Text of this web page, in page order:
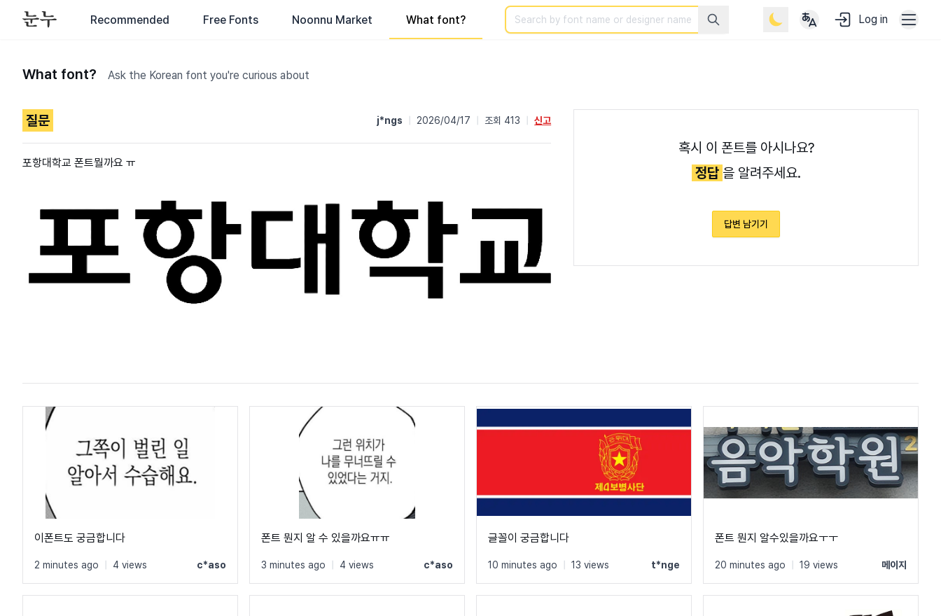
Recommended Free Fonts Noonnu Market What font?
Search Log in
What font? Ask the Korean font you're curious about
질문 j*ngs 2026/04/17 조회 413 신고
포항대학교 폰트뭘까요 ㅠ
혹시 이 폰트를 아시나요?
정답 을 알려주세요.
답변 남기기
이폰트도 궁금합니다
2 minutes ago 4 views c*aso
폰트 뭔지 알 수 있을까요ㅠㅠ
3 minutes ago 4 views c*aso
글꼴이 궁금합니다
10 minutes ago 13 views t*nge
폰트 뭔지 알수있을까요ㅜㅜ
20 minutes ago 19 views 메이지